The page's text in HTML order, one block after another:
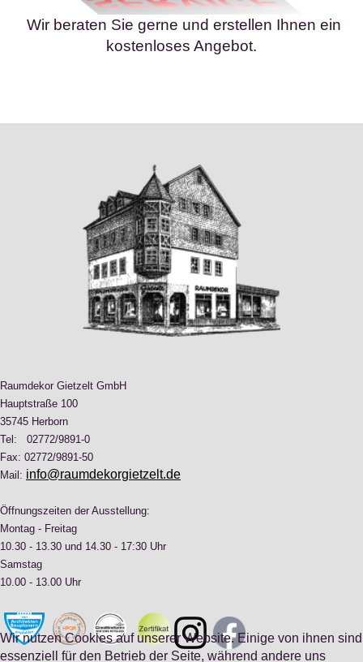
Wir beraten Sie gerne und erstellen Ihnen ein
kostenloses Angebot.
Raumdekor Gietzelt GmbH
Hauptstraße 100
35745 Herborn
Tel: 02772/9891-0
Fax: 02772/9891-50
Mail: info@raumdekorgietzelt.de
Öffnungszeiten der Ausstellung:
Montag - Freitag
10.30 - 13.30 und 14.30 - 17:30 Uhr
Samstag
10.00 - 13.00 Uhr
Wir nutzen Cookies auf unserer Website. Einige von ihnen sind
essenziell für den Betrieb der Seite, während andere uns